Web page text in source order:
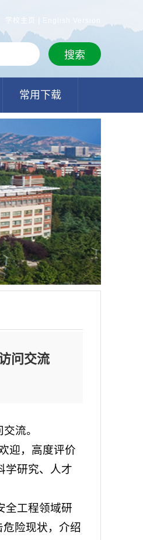
学校主页 English Version
常用下载
问交流
流。
迎，高度评价
学研究、人才
全工程领域研
险现状，介绍